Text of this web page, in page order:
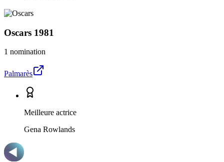
Oscars 1981
1 nomination
Palmarès
Meilleure actrice
Gena Rowlands